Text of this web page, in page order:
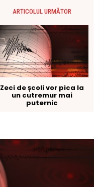
ARTICOLUL URMĂTOR
Zeci de școli vor pica la
un cutremur mai
puternic